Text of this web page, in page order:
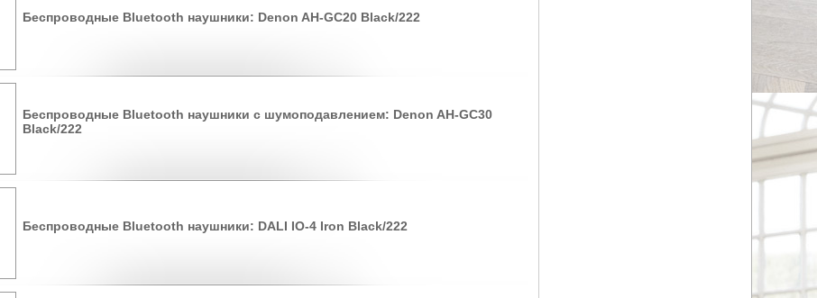
Беспроводные Bluetooth наушники: Denon AH-GC20 Black/222
Беспроводные Bluetooth наушники с шумоподавлением: Denon AH-GC30
Black/222
Беспроводные Bluetooth наушники: DALI IO-4 Iron Black/222